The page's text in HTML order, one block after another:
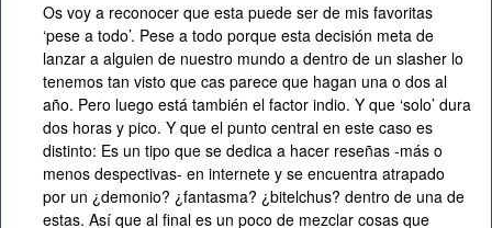
Os voy a reconocer que esta puede ser de mis favoritas
‘pese a todo’. Pese a todo porque esta decisión meta de
lanzar a alguien de nuestro mundo a dentro de un slasher lo
tenemos tan visto que cas parece que hagan una o dos al
año. Pero luego está también el factor indio. Y que ‘solo’ dura
dos horas y pico. Y que el punto central en este caso es
distinto: Es un tipo que se dedica a hacer reseñas -más o
menos despectivas- en internete y se encuentra atrapado
por un ¿demonio? ¿fantasma? ¿bitelchus? dentro de una de
estas. Así que al final es un poco de mezclar cosas que